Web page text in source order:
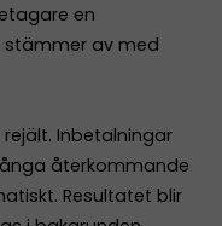
en
av med
Inbetalningar
återkommande
Resultatet blir